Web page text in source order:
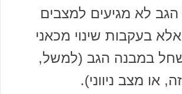
הגב לא מגיעים למצבים
בעקבות שינוי מכאני
במבנה הגב (למשל,
או מצב ניווני).